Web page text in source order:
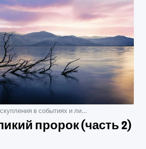
в событиях и лицах
пророк (часть 2)